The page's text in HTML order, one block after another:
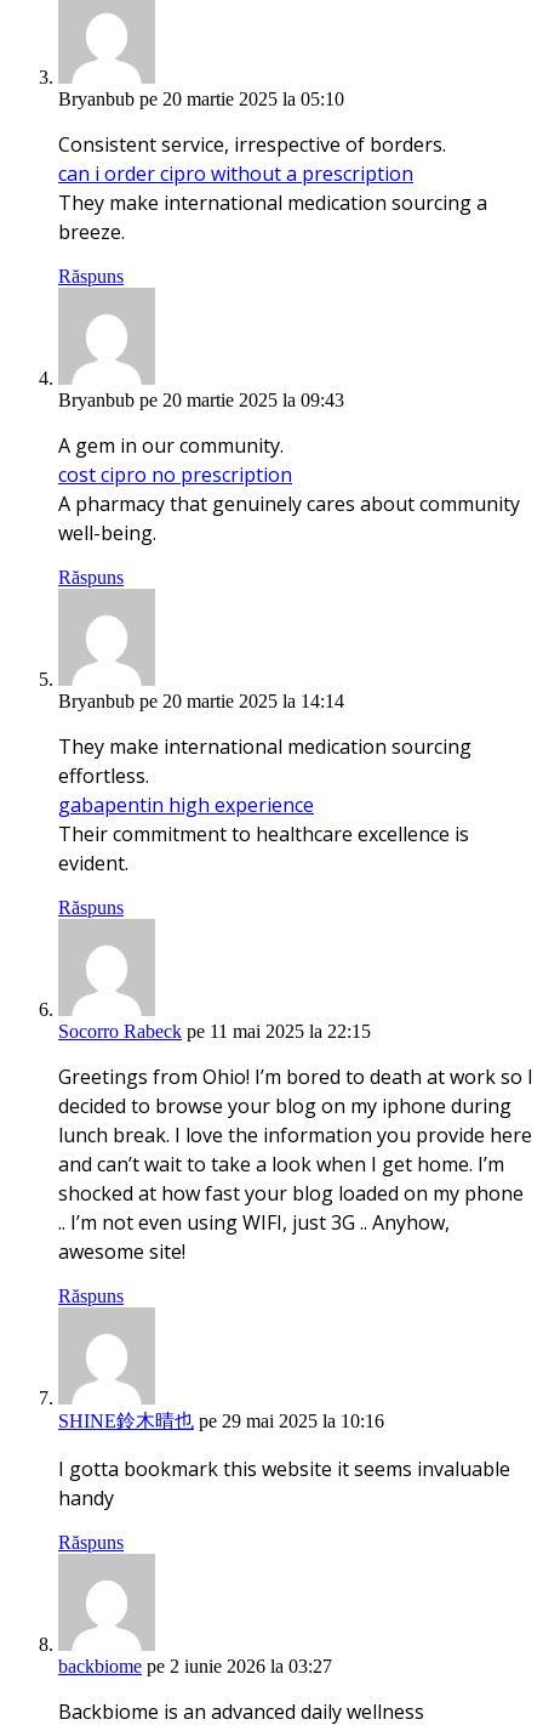
Bryanbub pe 20 martie 2025 la 05:10
Consistent service, irrespective of borders.
can i order cipro without a prescription
They make international medication sourcing a
breeze.
Răspuns
Bryanbub pe 20 martie 2025 la 09:43
A gem in our community.
cost cipro no prescription
A pharmacy that genuinely cares about community
well-being.
Răspuns
Bryanbub pe 20 martie 2025 la 14:14
They make international medication sourcing
effortless.
gabapentin high experience
Their commitment to healthcare excellence is
evident.
Răspuns
Socorro Rabeck pe 11 mai 2025 la 22:15
Greetings from Ohio! I’m bored to death at work so I
decided to browse your blog on my iphone during
lunch break. I love the information you provide here
and can’t wait to take a look when I get home. I’m
shocked at how fast your blog loaded on my phone
.. I’m not even using WIFI, just 3G .. Anyhow,
awesome site!
Răspuns
SHINE鈴木晴也 pe 29 mai 2025 la 10:16
I gotta bookmark this website it seems invaluable
handy
Răspuns
backbiome pe 2 iunie 2026 la 03:27
Backbiome is an advanced daily wellness